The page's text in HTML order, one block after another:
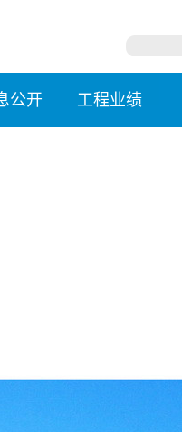
公开 工程业绩